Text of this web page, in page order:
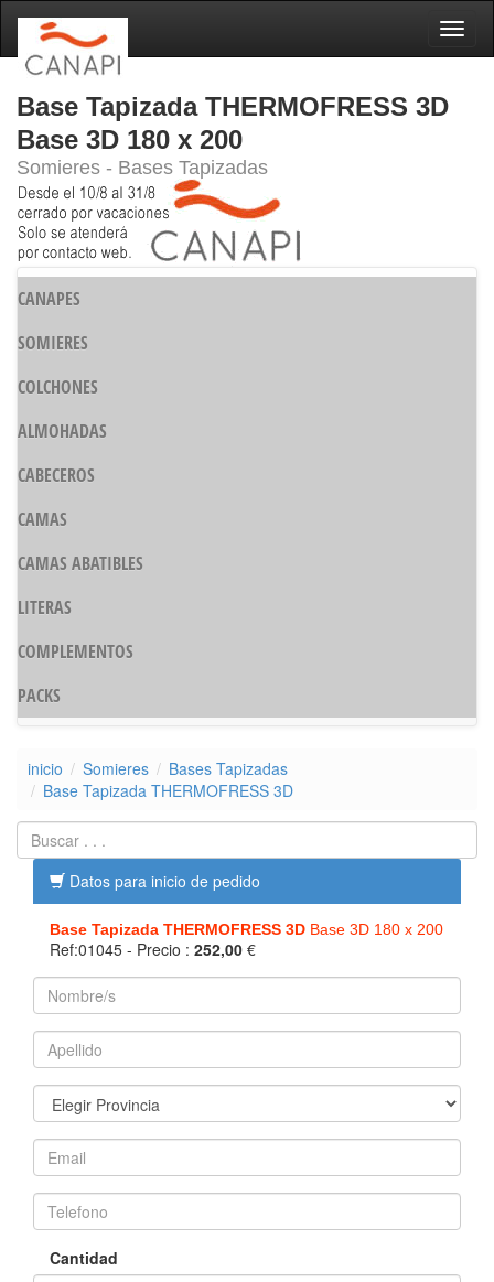
Base Tapizada THERMOFRESS 3D
Base 3D 180 x 200
Somieres - Bases Tapizadas
CANAPES
SOMIERES
COLCHONES
ALMOHADAS
CABECEROS
CAMAS
CAMAS ABATIBLES
LITERAS
COMPLEMENTOS
PACKS
inicio Somieres
Bases Tapizadas
Base Tapizada THERMOFRESS 3D
Datos para inicio de pedido
Base Tapizada THERMOFRESS 3D Base 3D 180 x 200
Ref:01045 - Precio : 252,00 €
Cantidad